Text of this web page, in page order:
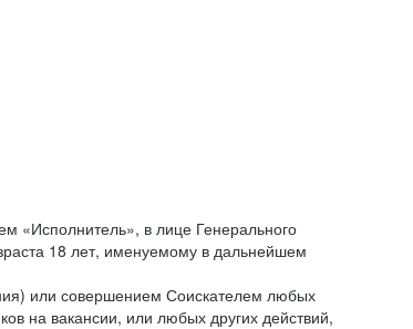
«Исполнитель», в лице Генерального
18 лет, именуемому в дальнейшем
или совершением Соискателем любых
на вакансии, или любых других действий,